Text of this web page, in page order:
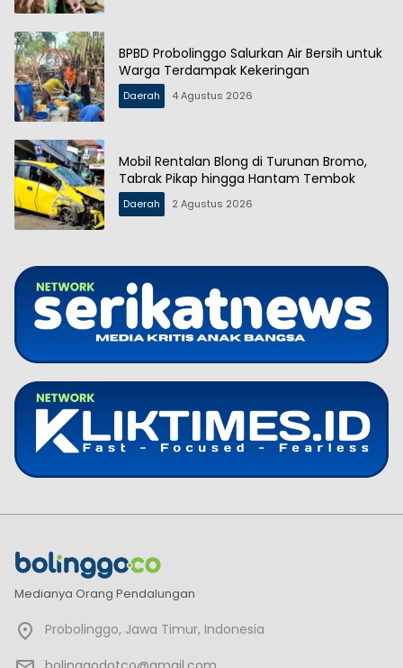
BPBD Probolinggo Salurkan Air Bersih untuk
Warga Terdampak Kekeringan
Daerah 4 Agustus 2026
Mobil Rentalan Blong di Turunan Bromo,
Tabrak Pikap hingga Hantam Tembok
Daerah 2 Agustus 2026
Medianya Orang Pendalungan
Probolinggo, Jawa Timur, Indonesia